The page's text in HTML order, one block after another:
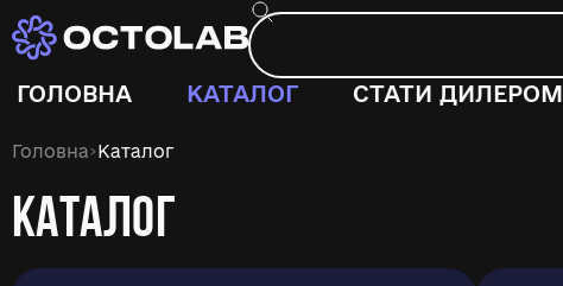
ГОЛОВНА КАТАЛОГ СТАТИ ДИЛЕРОМ
Головна›Каталог
КАТАЛОГ